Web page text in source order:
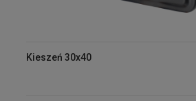
Kieszeń 30x40